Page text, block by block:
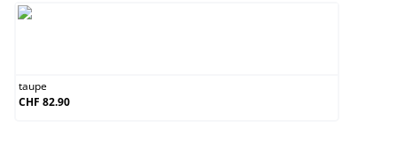
taupe
CHF 82.90